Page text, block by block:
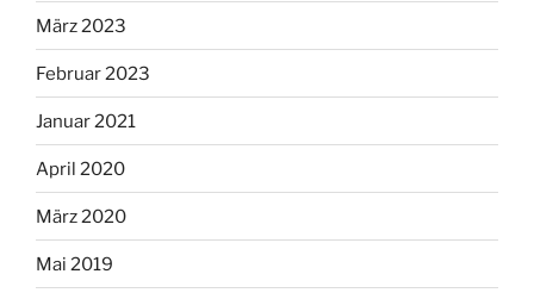
März 2023
Februar 2023
Januar 2021
April 2020
März 2020
Mai 2019